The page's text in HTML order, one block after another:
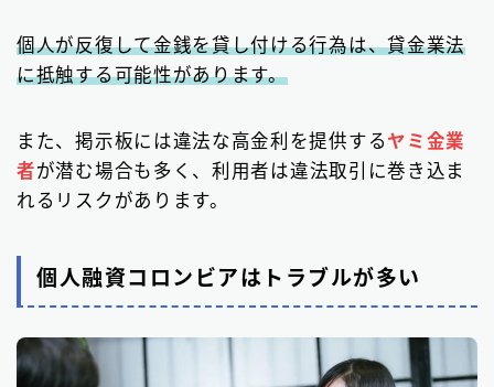
個人が反復して金銭を貸し付ける行為は、貸金業法
に抵触する可能性があります。
また、掲示板には違法な高金利を提供する ヤミ金業
者が潜む場合も多く、利用者は違法取引に巻き込ま
れるリスクがあります。
個人融資コロンビアはトラブルが多い